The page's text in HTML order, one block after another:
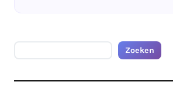
Zoeken